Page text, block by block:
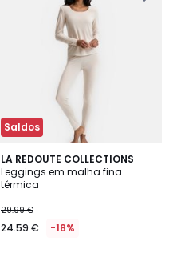
Saldos
LA REDOUTE COLLECTIONS
Leggings em malha fina
térmica
29.99 €
24.59 € -18%
2
/
5
2
Cores